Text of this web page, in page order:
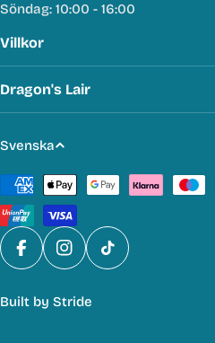
Söndag: 10:00 - 16:00
Villkor
Dragon's Lair
S
p
r
å
k
Svenska
Betalmetoder
FacebookInstagram
TikTok
Built by Stride